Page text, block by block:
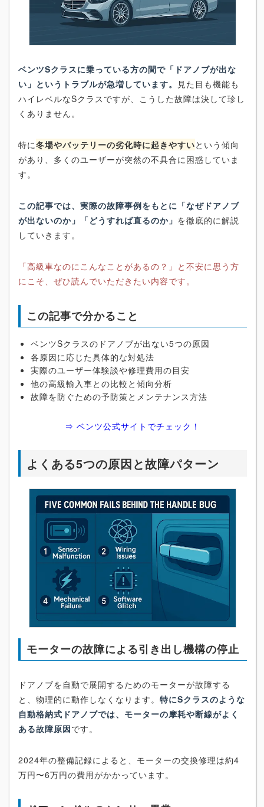
ベンツSクラスに乗っている方の間で「ドアノブが出な
い」というトラブルが急増しています。
見た目も機能も
ハイレベルなSクラスですが、こうした故障は決して珍し
くありません。
特に冬場やバッテリーの劣化時に起きやすいという傾向
があり、多くのユーザーが突然の不具合に困惑していま
す。
この記事では、実際の故障事例をもとに「なぜドアノブ
が出ないのか」「どうすれば直るのか」 を徹底的に解説
していきます。
「高級車なのにこんなことがあるの？」と不安に思う方
にこそ、ぜひ読んでいただきたい内容です。
この記事で分かること
ベンツSクラスのドアノブが出ない5つの原因
各原因に応じた具体的な対処法
実際のユーザー体験談や修理費用の目安
他の高級輸入車との比較と傾向分析
故障を防ぐための予防策とメンテナンス方法
⇒ ベンツ公式サイトでチェック！
よくある5つの原因と故障パターン
モーターの故障による引き出し機構の停止
ドアノブを自動で展開するためのモーターが故障する
と、物理的に動作しなくなります。 特にSクラスのような
自動格納式ドアノブでは、モーターの摩耗や断線がよく
ある故障原因です。
2024年の整備記録によると、モーターの交換修理は約4
万円〜6万円の費用がかかっています。